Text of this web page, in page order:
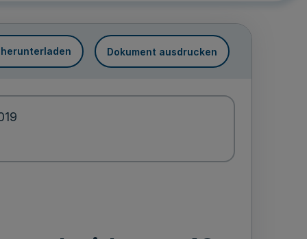
herunterladen Dokument ausdrucken